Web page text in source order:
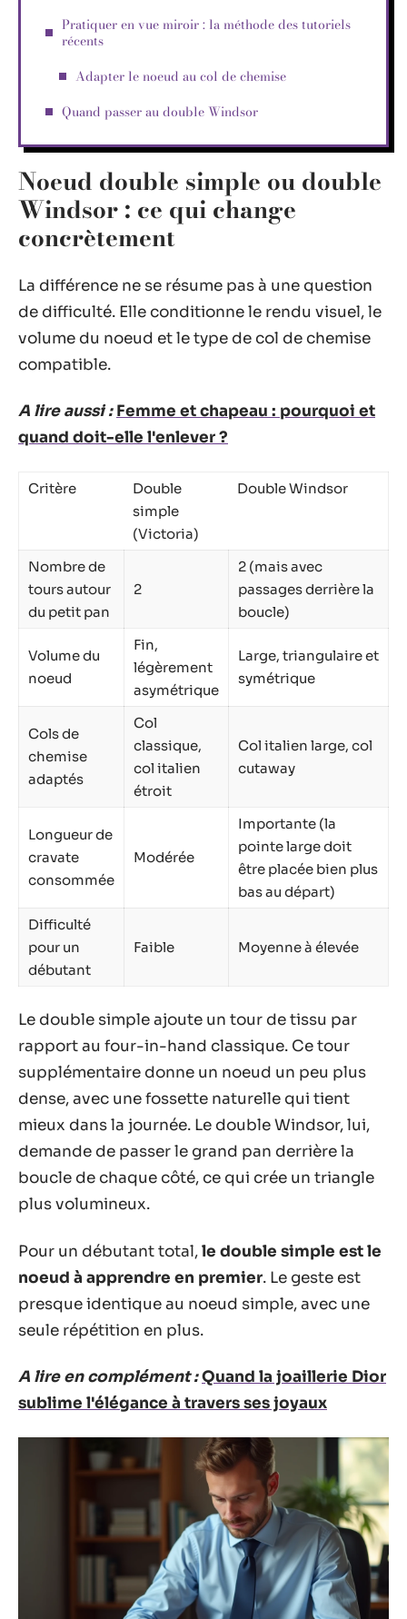
Pratiquer en vue miroir : la méthode des tutoriels
récents
Adapter le noeud au col de chemise
Quand passer au double Windsor
Noeud double simple ou double
Windsor : ce qui change
concrètement
La différence ne se résume pas à une question
de difficulté. Elle conditionne le rendu visuel, le
volume du noeud et le type de col de chemise
compatible.
A lire aussi : Femme et chapeau : pourquoi et
quand doit-elle l'enlever ?
Critère
Double
simple
(Victoria)
Double Windsor
Nombre de
tours autour
du petit pan
2
2 (mais avec
passages derrière la
boucle)
Volume du
noeud
Fin,
légèrement
asymétrique
Large, triangulaire et
symétrique
Cols de
chemise
adaptés
Col
classique,
col italien
étroit
Col italien large, col
cutaway
Longueur de
cravate
consommée
Modérée
Importante (la
pointe large doit
être placée bien plus
bas au départ)
Difficulté
pour un
débutant
Faible Moyenne à élevée
Le double simple ajoute un tour de tissu par
rapport au four-in-hand classique. Ce tour
supplémentaire donne un noeud un peu plus
dense, avec une fossette naturelle qui tient
mieux dans la journée. Le double Windsor, lui,
demande de passer le grand pan derrière la
boucle de chaque côté, ce qui crée un triangle
plus volumineux.
Pour un débutant total,le double simple est le
noeud à apprendre en premier. Le geste est
presque identique au noeud simple, avec une
seule répétition en plus.
A lire en complément :Quand la joaillerie Dior
sublime l'élégance à travers ses joyaux